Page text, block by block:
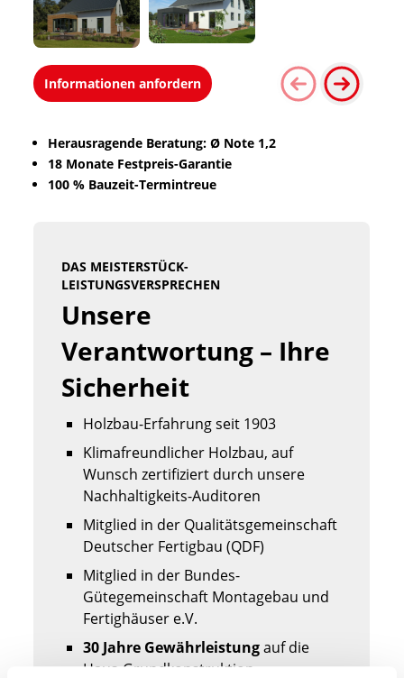
Informationen anfordern
Herausragende Beratung: Ø Note 1,2
18 Monate Festpreis-Garantie
100 % Bauzeit-Termintreue
Unsere
Verantwortung – Ihre
Sicherheit
DAS MEISTERSTÜCK-
LEISTUNGSVERSPRECHEN
Holzbau-Erfahrung seit 1903
Klimafreundlicher Holzbau, auf
Wunsch zertifiziert durch unsere
Nachhaltigkeits-Auditoren
Mitglied in der Qualitätsgemeinschaft
Deutscher Fertigbau (QDF)
Mitglied in der Bundes-
Gütegemeinschaft Montagebau und
Fertighäuser e.V.
30 Jahre Gewährleistungauf die
Haus-Grundkonstruktion